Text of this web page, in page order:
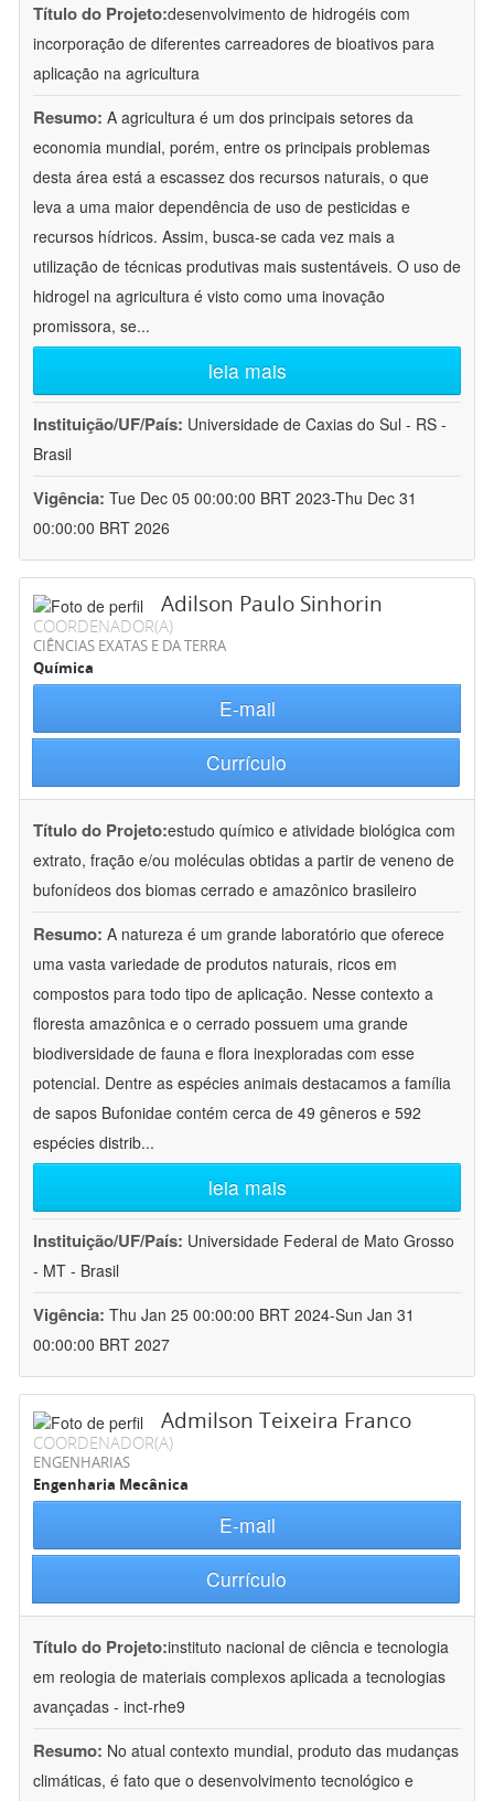
Título do Projeto:desenvolvimento de hidrogéis com
incorporação de diferentes carreadores de bioativos para
aplicação na agricultura
Resumo: A agricultura é um dos principais setores da
economia mundial, porém, entre os principais problemas
desta área está a escassez dos recursos naturais, o que
leva a uma maior dependência de uso de pesticidas e
recursos hídricos. Assim, busca-se cada vez mais a
utilização de técnicas produtivas mais sustentáveis. O uso de
hidrogel na agricultura é visto como uma inovação
promissora, se...
leia mais
Instituição/UF/País: Universidade de Caxias do Sul - RS -
Brasil
Vigência: Tue Dec 05 00:00:00 BRT 2023-Thu Dec 31
00:00:00 BRT 2026
Adilson Paulo Sinhorin
COORDENADOR(A)
CIÊNCIAS EXATAS E DA TERRA
Química
E-mail
Currículo
Título do Projeto:estudo químico e atividade biológica com
extrato, fração e/ou moléculas obtidas a partir de veneno de
bufonídeos dos biomas cerrado e amazônico brasileiro
Resumo: A natureza é um grande laboratório que oferece
uma vasta variedade de produtos naturais, ricos em
compostos para todo tipo de aplicação. Nesse contexto a
floresta amazônica e o cerrado possuem uma grande
biodiversidade de fauna e flora inexploradas com esse
potencial. Dentre as espécies animais destacamos a família
de sapos Bufonidae contém cerca de 49 gêneros e 592
espécies distrib...
leia mais
Instituição/UF/País: Universidade Federal de Mato Grosso
- MT - Brasil
Vigência: Thu Jan 25 00:00:00 BRT 2024-Sun Jan 31
00:00:00 BRT 2027
Admilson Teixeira Franco
COORDENADOR(A)
ENGENHARIAS
Engenharia Mecânica
E-mail
Currículo
Título do Projeto:instituto nacional de ciência e tecnologia
em reologia de materiais complexos aplicada a tecnologias
avançadas - inct-rhe9
Resumo: No atual contexto mundial, produto das mudanças
climáticas, é fato que o desenvolvimento tecnológico e